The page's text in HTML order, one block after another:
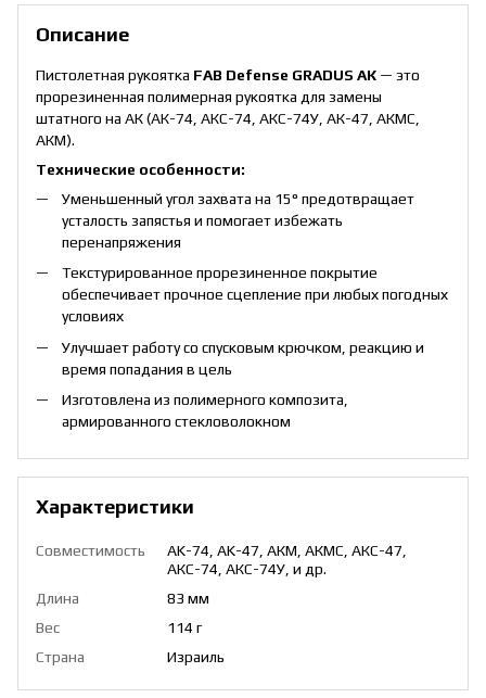
Описание
Пистолетная рукоятка FAB Defense GRADUS АК — это
прорезиненная полимерная рукоятка для замены
штатного на АК (АК-74, АКС-74, АКС-74У, АК-47, АКМС,
АКМ).
Технические особенности:
Уменьшенный угол захвата на 15° предотвращает
усталость запястья и помогает избежать
перенапряжения
Текстурированное прорезиненное покрытие
обеспечивает прочное сцепление при любых погодных
условиях
Улучшает работу со спусковым крючком, реакцию и
время попадания в цель
Изготовлена ​​из полимерного композита,
армированного стекловолокном
Характеристики
Совместимость
AK-74, AK-47, АКМ, АКМС, АКС-47,
АКС-74, АКС-74У, и др.
Длина
83 мм
Вес
114 г
Страна
Израиль